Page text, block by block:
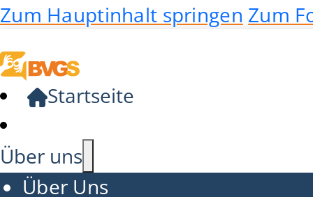
Zum Hauptinhalt springen Zum
Startseite
Über uns
Über Uns